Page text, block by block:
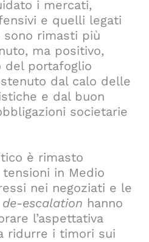
i mercati,
e quelli legati
rimasti più
ma positivo,
del portafoglio
dal calo delle
e dal buon
societarie
è rimasto
in Medio
nei negoziati e le
de-escalation hanno
l’aspettativa
ridurre i timori sui